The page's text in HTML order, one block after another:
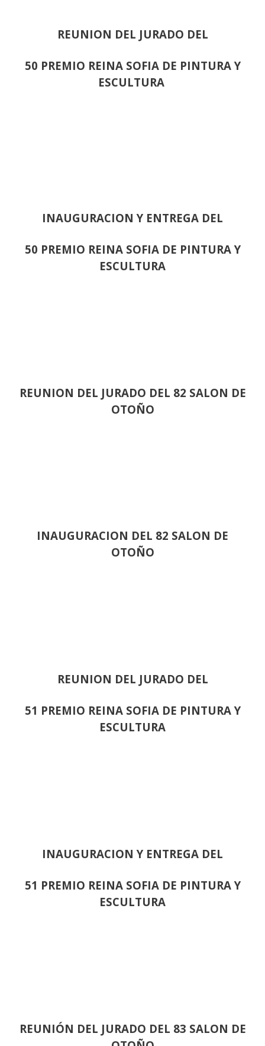
REUNION DEL JURADO DEL
50 PREMIO REINA SOFIA DE PINTURA Y
ESCULTURA
INAUGURACION Y ENTREGA DEL
50 PREMIO REINA SOFIA DE PINTURA Y
ESCULTURA
REUNION DEL JURADO DEL 82 SALON DE
OTOÑO
INAUGURACION DEL 82 SALON DE
OTOÑO
REUNION DEL JURADO DEL
51 PREMIO REINA SOFIA DE PINTURA Y
ESCULTURA
INAUGURACION Y ENTREGA DEL
51 PREMIO REINA SOFIA DE PINTURA Y
ESCULTURA
REUNIÓN DEL JURADO DEL 83 SALON DE